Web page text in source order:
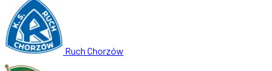
Ruch Chorzów